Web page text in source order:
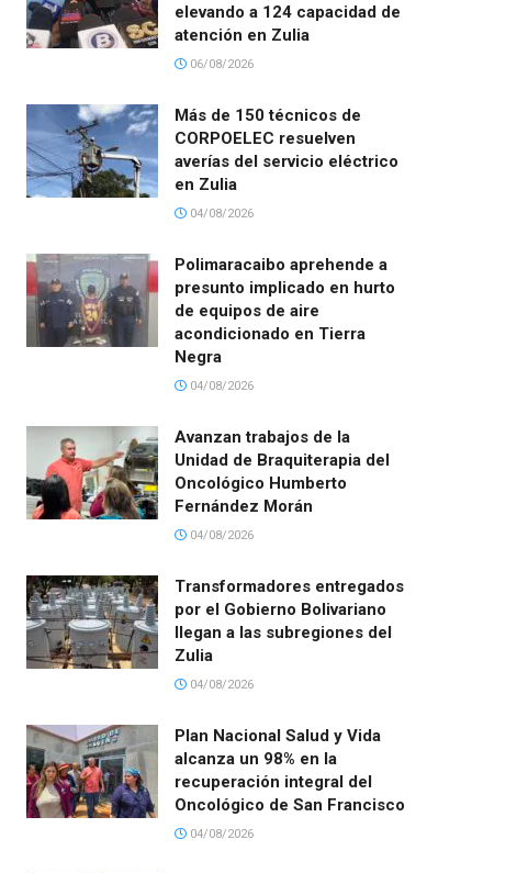
elevando a 124 capacidad de
atención en Zulia
06/08/2026
Más de 150 técnicos de
CORPOELEC resuelven
averías del servicio eléctrico
en Zulia
04/08/2026
Polimaracaibo aprehende a
presunto implicado en hurto
de equipos de aire
acondicionado en Tierra
Negra
04/08/2026
Avanzan trabajos de la
Unidad de Braquiterapia del
Oncológico Humberto
Fernández Morán
04/08/2026
Transformadores entregados
por el Gobierno Bolivariano
llegan a las subregiones del
Zulia
04/08/2026
Plan Nacional Salud y Vida
alcanza un 98% en la
recuperación integral del
Oncológico de San Francisco
04/08/2026